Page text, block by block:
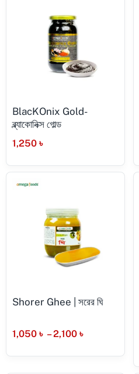
BlacKOnix Gold-
ব্ল্যাকোনিক্স গোল্ড
1,250 ৳
Shorer Ghee | সরের ঘি
1,050 ৳ – 2,100 ৳